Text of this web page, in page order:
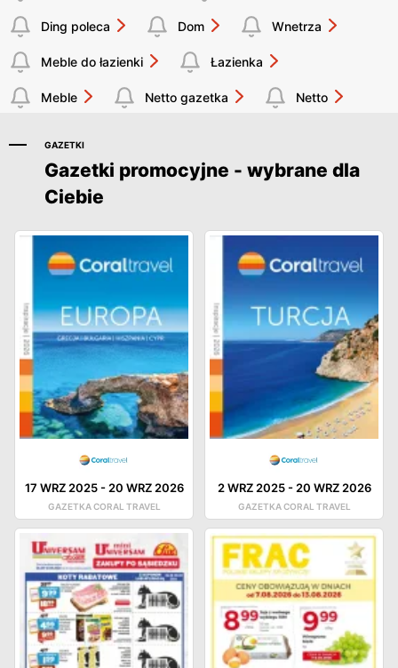
Ding poleca Dom Wnetrza
Meble do łazienki Łazienka
Meble Netto gazetka Netto
GAZETKI
Gazetki promocyjne - wybrane dla
Ciebie
17 WRZ 2025- 20 WRZ 2026
GAZETKA CORAL TRAVEL
2 WRZ 2025- 20 WRZ 2026
GAZETKA CORAL TRAVEL